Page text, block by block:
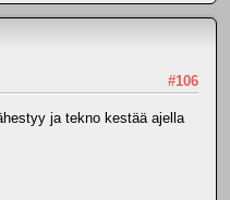
#106
ja tekno kestää ajella